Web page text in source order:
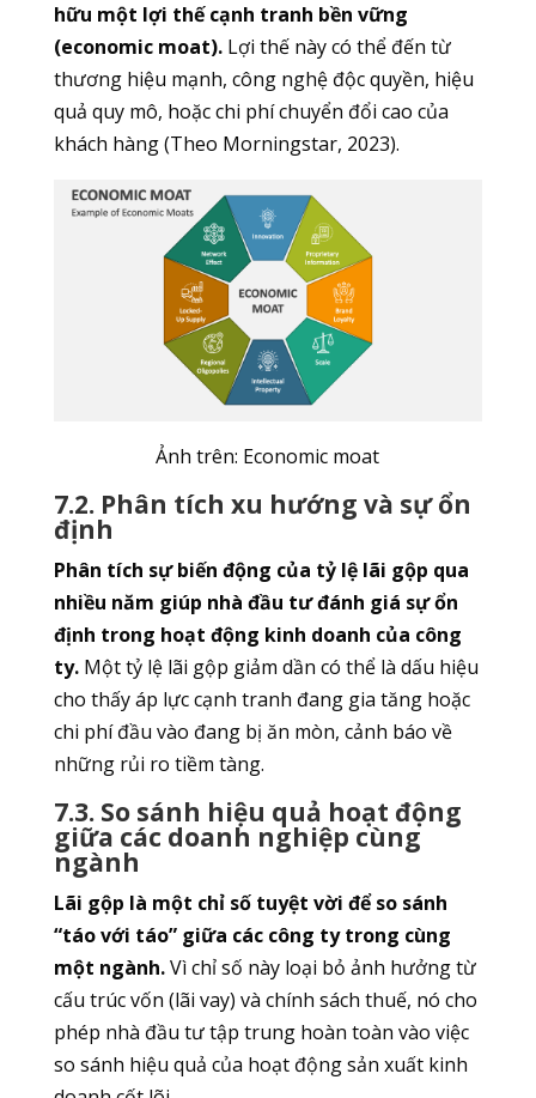
hữu một lợi thế cạnh tranh bền vững
(economic moat).Lợi thế này có thể đến từ
thương hiệu mạnh, công nghệ độc quyền, hiệu
quả quy mô, hoặc chi phí chuyển đổi cao của
khách hàng (Theo Morningstar, 2023).
Ảnh trên: Economic moat
7.2. Phân tích xu hướng và sự ổn
định
Phân tích sự biến động của tỷ lệ lãi gộp qua
nhiều năm giúp nhà đầu tư đánh giá sự ổn
định trong hoạt động kinh doanh của công
ty.Một tỷ lệ lãi gộp giảm dần có thể là dấu hiệu
cho thấy áp lực cạnh tranh đang gia tăng hoặc
chi phí đầu vào đang bị ăn mòn, cảnh báo về
những rủi ro tiềm tàng.
7.3. So sánh hiệu quả hoạt động
giữa các doanh nghiệp cùng
ngành
Lãi gộp là một chỉ số tuyệt vời để so sánh
“táo với táo” giữa các công ty trong cùng
một ngành.Vì chỉ số này loại bỏ ảnh hưởng từ
cấu trúc vốn (lãi vay) và chính sách thuế, nó cho
phép nhà đầu tư tập trung hoàn toàn vào việc
so sánh hiệu quả của hoạt động sản xuất kinh